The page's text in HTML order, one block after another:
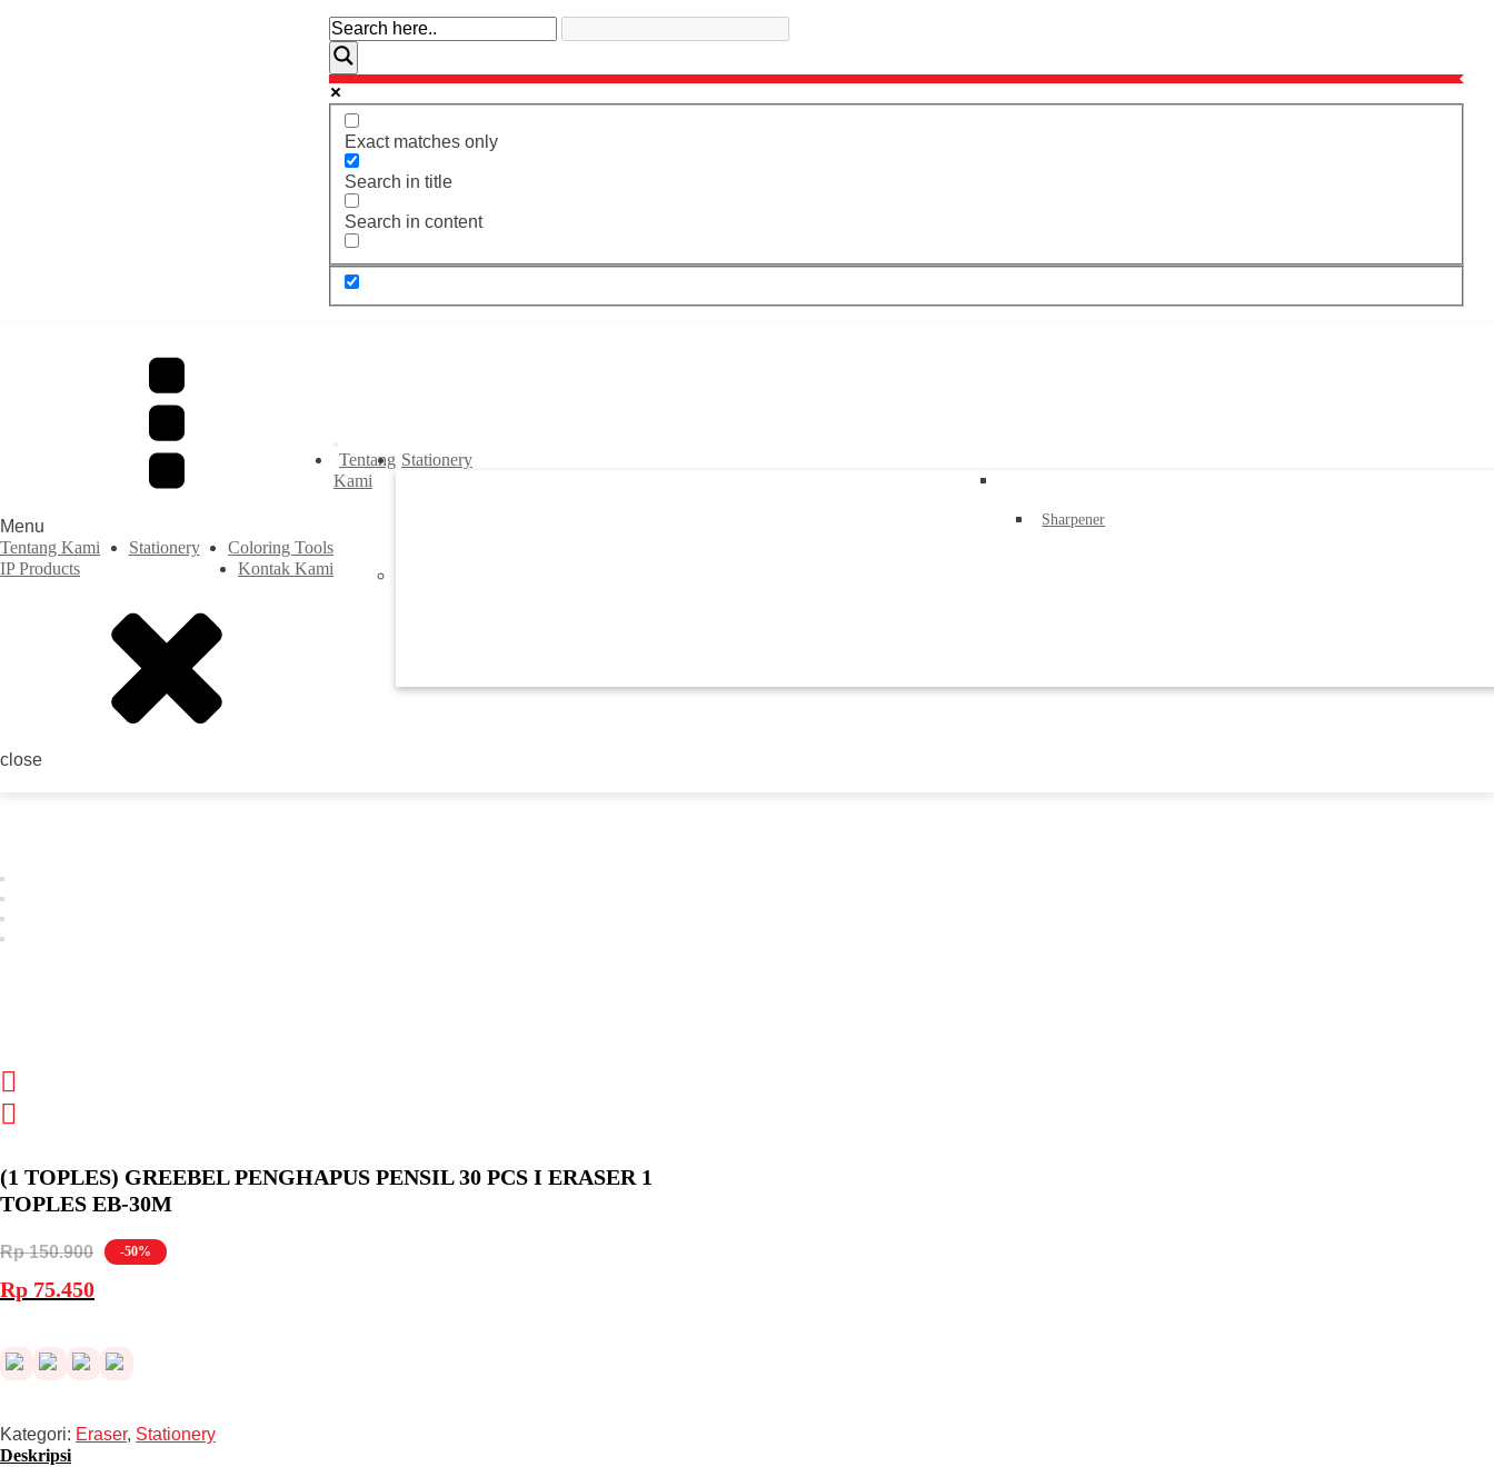
Exact matches only
Search in title
Search in content
Menu
Tentang Kami
Stationery
Coloring Tools
IP Products
Kontak Kami
close
Tentang
Kami
Stationery
Sharpener
(1 TOPLES) GREEBEL PENGHAPUS PENSIL 30 PCS I ERASER 1
TOPLES EB-30M
-50%
Rp150.900
Harga
aslinya
Rp 75.450Harga
saat
Rp 75.450.
Kategori: Eraser, Stationery
Deskripsi